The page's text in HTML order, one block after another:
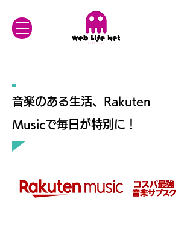
音楽のある生活、Rakuten
Musicで毎日が特別に！